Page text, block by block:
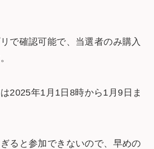
で確認可能で、当選者のみ購入
2025年1月1日8時から1月9日ま
ると参加できないので、早めの